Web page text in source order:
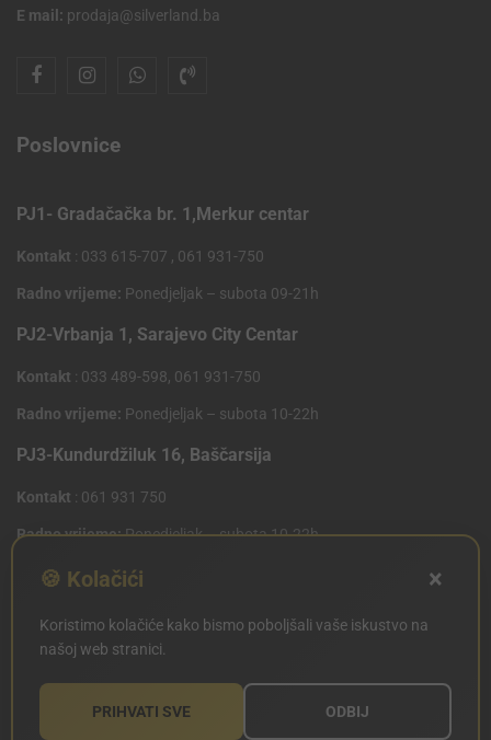
E mail: prodaja@silverland.ba
Poslovnice
PJ1- Gradačačka br. 1,Merkur centar
Kontakt : 033 615-707 , 061 931-750
Radno vrijeme: Ponedjeljak – subota 09-21h
PJ2-Vrbanja 1, Sarajevo City Centar
Kontakt : 033 489-598, 061 931-750
Radno vrijeme: Ponedjeljak – subota 10-22h
PJ3-Kundurdžiluk 16, Baščarsija
Kontakt : 061 931 750
Radno vrijeme:Ponedjeljak – subota 10-22h
PJ4 West Gate,Mostarsko raskrsce 10 (Penny Plus
Kontakt: 061 931 750
Radno vrijeme:Ponedjeljak – subota 09-21h
🍪 Kolačići ×
Koristimo kolačiće kako bismo poboljšali vaše iskustvo na
našoj web stranici.
PRIHVATI SVE ODBIJ